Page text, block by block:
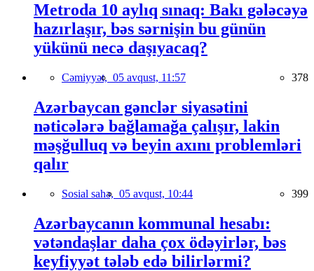
Metroda 10 aylıq sınaq: Bakı gələcəyə
hazırlaşır, bəs sərnişin bu günün
yükünü necə daşıyacaq?
Cəmiyyət, 05 avqust, 11:57 378
Azərbaycan gənclər siyasətini
nəticələrə bağlamağa çalışır, lakin
məşğulluq və beyin axını problemləri
qalır
Sosial sahə, 05 avqust, 10:44 399
Azərbaycanın kommunal hesabı:
vətəndaşlar daha çox ödəyirlər, bəs
keyfiyyət tələb edə bilirlərmi?